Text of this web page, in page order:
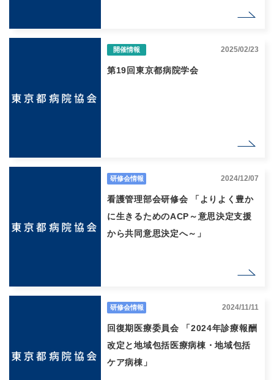
開催情報 2025/02/23
第19回東京都病院学会
研修会情報 2024/12/07
看護管理部会研修会 「よりよく豊か
に生きるためのACP～意思決定支援
から共同意思決定へ～」
研修会情報 2024/11/11
回復期医療委員会 「2024年診療報酬
改定と地域包括医療病棟・地域包括
ケア病棟」